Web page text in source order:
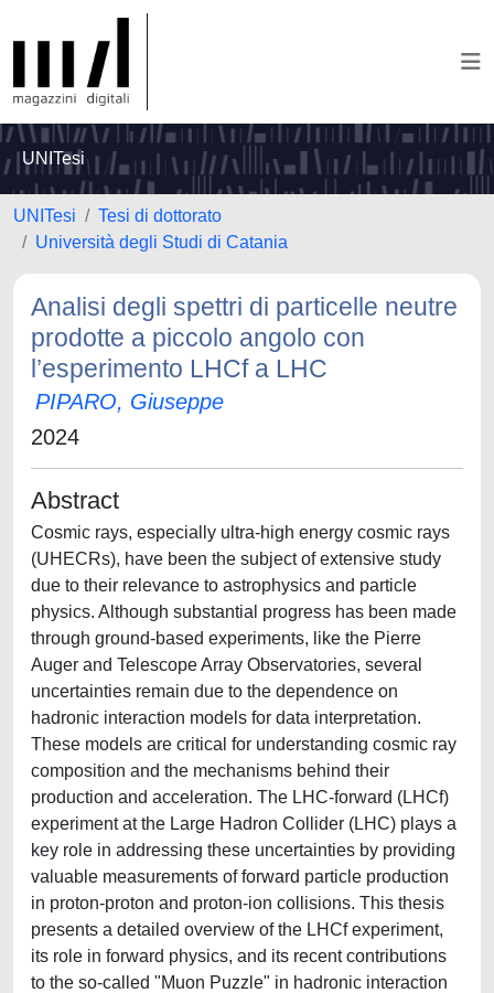
UNITesi
UNITesi
Tesi di dottorato
Università degli Studi di Catania
Analisi degli spettri di particelle neutre
prodotte a piccolo angolo con
l’esperimento LHCf a LHC
PIPARO, Giuseppe
2024
Abstract
Cosmic rays, especially ultra-high energy cosmic rays
(UHECRs), have been the subject of extensive study
due to their relevance to astrophysics and particle
physics. Although substantial progress has been made
through ground-based experiments, like the Pierre
Auger and Telescope Array Observatories, several
uncertainties remain due to the dependence on
hadronic interaction models for data interpretation.
These models are critical for understanding cosmic ray
composition and the mechanisms behind their
production and acceleration. The LHC-forward (LHCf)
experiment at the Large Hadron Collider (LHC) plays a
key role in addressing these uncertainties by providing
valuable measurements of forward particle production
in proton-proton and proton-ion collisions. This thesis
presents a detailed overview of the LHCf experiment,
its role in forward physics, and its recent contributions
to the so-called "Muon Puzzle" in hadronic interaction